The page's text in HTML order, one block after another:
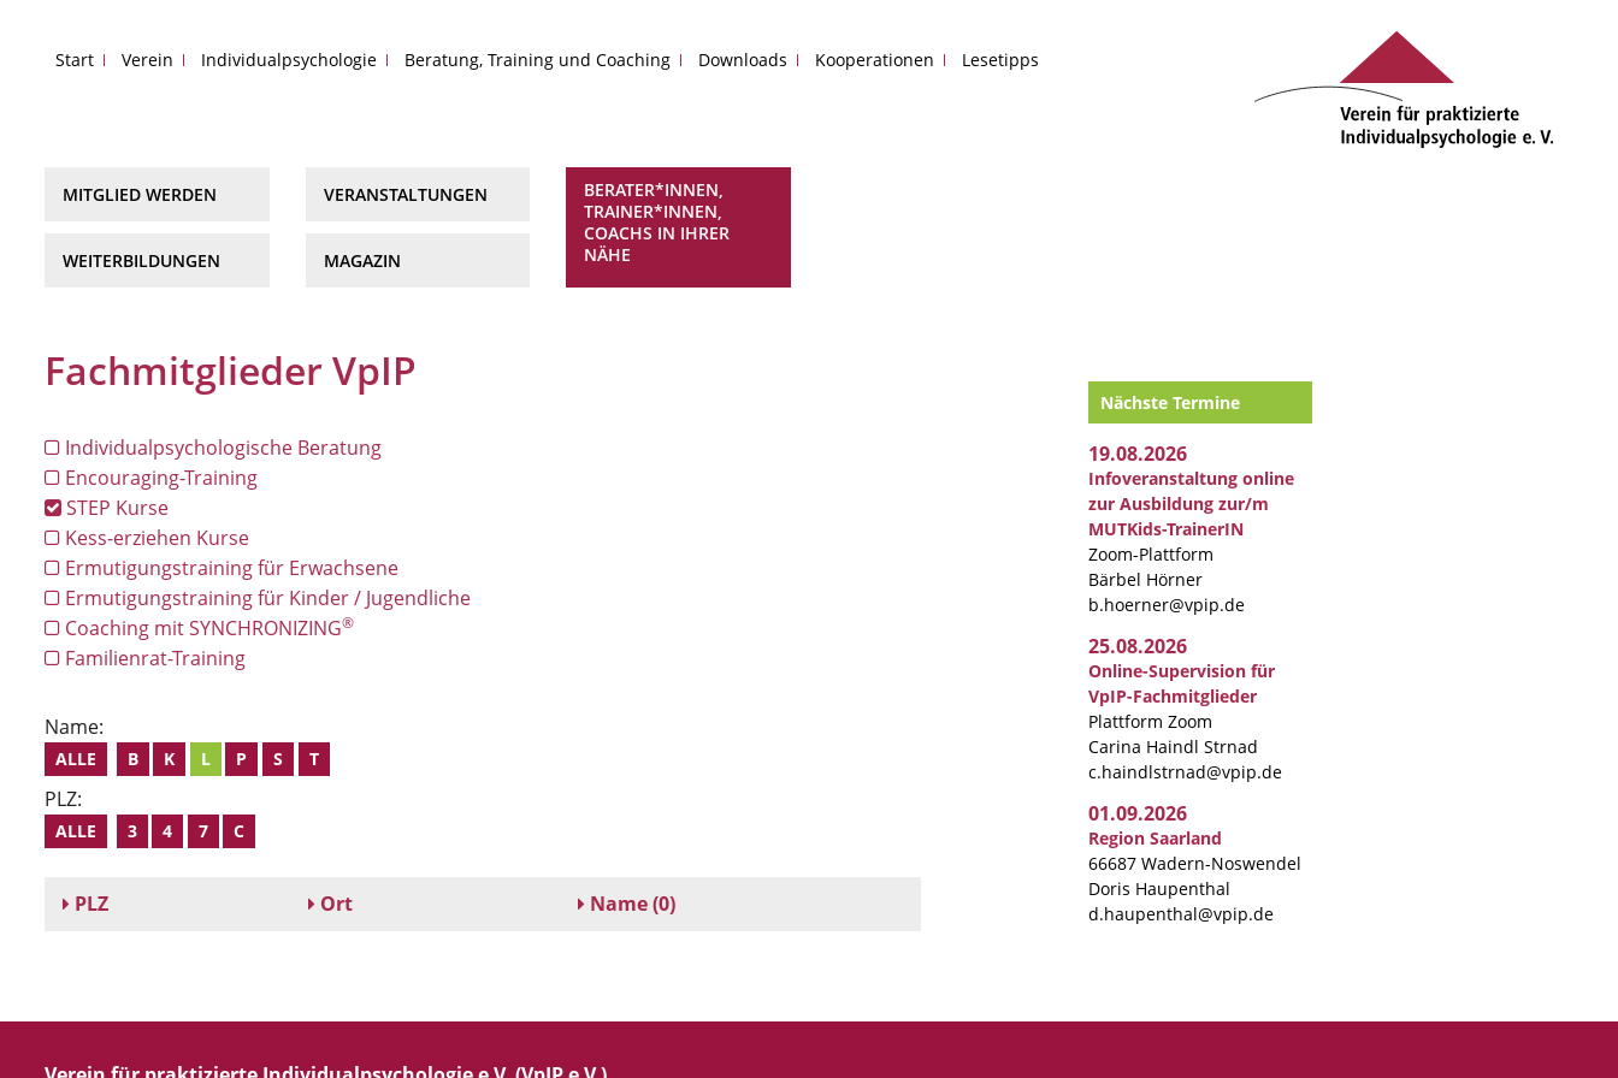
Start Verein Individualpsychologie Beratung, Training und Coaching Downloads Kooperationen Lesetipps
MITGLIED WERDEN
WEITERBILDUNGEN
VERANSTALTUNGEN
MAGAZIN
BERATER*INNEN,
TRAINER*INNEN,
COACHS IN IHRER
NÄHE
Fachmitglieder VpIP
Individualpsychologische Beratung
Encouraging-Training
STEP Kurse
Kess-erziehen Kurse
Ermutigungstraining für Erwachsene
Ermutigungstraining für Kinder / Jugendliche
Coaching mit SYNCHRONIZING®
Familienrat-Training
Name:
ALLE B K L P S T
PLZ:
ALLE 3 4 7 C
PLZ Ort Name(0)
Nächste Termine
19.08.2026
Infoveranstaltung online
zur Ausbildung zur/m
MUTKids-TrainerIN
Zoom-Plattform
Bärbel Hörner
b.hoerner@vpip.de
25.08.2026
Online-Supervision für
VpIP-Fachmitglieder
Plattform Zoom
Carina Haindl Strnad
c.haindlstrnad@vpip.de
01.09.2026
Region Saarland
66687 Wadern-Noswendel
Doris Haupenthal
d.haupenthal@vpip.de